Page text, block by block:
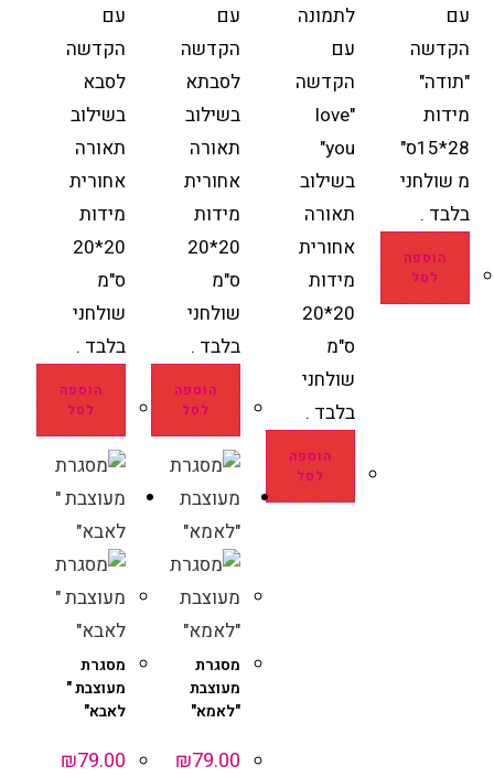
עם
הקדשה
"תודה"
מידות
28*15ס"
מ שולחני
בלבד .
הוספה
לסל
לתמונה
עם
הקדשה
"love
you"
בשילוב
תאורה
אחורית
מידות
20*20
ס"מ
שולחני
בלבד .
הוספה
לסל
עם
הקדשה
לסבתא
בשילוב
תאורה
אחורית
מידות
20*20
ס"מ
שולחני
בלבד .
הוספה
לסל
עם
הקדשה
לסבא
בשילוב
תאורה
אחורית
מידות
20*20
ס"מ
שולחני
בלבד .
הוספה
לסל
מסגרת
מעוצבת
"לאמא"
₪79.00
מסגרת
מעוצבת "
לאבא"
₪79.00